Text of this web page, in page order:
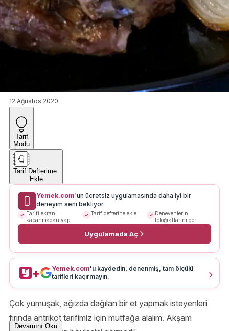
12 Ağustos 2020
Tarif
Modu
Tarif Defterime
Ekle
Yemek.com'un ücretsiz uygulamasında daha iyi bir
deneyim seni bekliyor
Tarifi ekran
kapanmadan yap
Tarif defterine ekle
Deneyenlerin
fotoğraflarını gör
Uygulamada Aç
+ Yemek.com'u kaydedin, denenmiş, tam ölçülü
tarifleri kaçırmayın.
Çok yumuşak, ağızda dağılan bir et yapmak isteyenleri
fırında antrikot tarifimiz için mutfağa alalım. Akşam
Devamını Oku